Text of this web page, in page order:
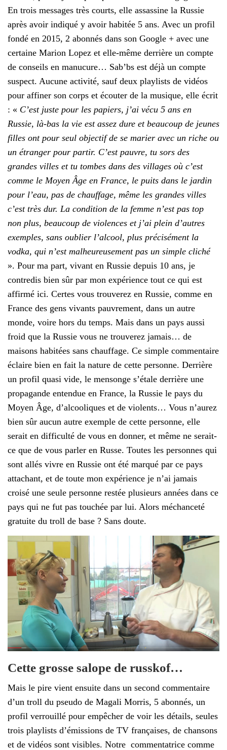
En trois messages très courts, elle assassine la Russie
après avoir indiqué y avoir habitée 5 ans. Avec un profil
fondé en 2015, 2 abonnés dans son Google + avec une
certaine Marion Lopez et elle-même derrière un compte
de conseils en manucure… Sab’bs est déjà un compte
suspect. Aucune activité, sauf deux playlists de vidéos
pour affiner son corps et écouter de la musique, elle écrit
: « C’est juste pour les papiers, j’ai vécu 5 ans en
Russie, là-bas la vie est assez dure et beaucoup de jeunes
filles ont pour seul objectif de se marier avec un riche ou
un étranger pour partir. C’est pauvre, tu sors des
grandes villes et tu tombes dans des villages où c’est
comme le Moyen Âge en France, le puits dans le jardin
pour l’eau, pas de chauffage, même les grandes villes
c’est très dur. La condition de la femme n’est pas top
non plus, beaucoup de violences et j’ai plein d’autres
exemples, sans oublier l’alcool, plus précisément la
vodka, qui n’est malheureusement pas un simple cliché
». Pour ma part, vivant en Russie depuis 10 ans, je
contredis bien sûr par mon expérience tout ce qui est
affirmé ici. Certes vous trouverez en Russie, comme en
France des gens vivants pauvrement, dans un autre
monde, voire hors du temps. Mais dans un pays aussi
froid que la Russie vous ne trouverez jamais… de
maisons habitées sans chauffage. Ce simple commentaire
éclaire bien en fait la nature de cette personne. Derrière
un profil quasi vide, le mensonge s’étale derrière une
propagande entendue en France, la Russie le pays du
Moyen Âge, d’alcooliques et de violents… Vous n’aurez
bien sûr aucun autre exemple de cette personne, elle
serait en difficulté de vous en donner, et même ne serait-
ce que de vous parler en Russe. Toutes les personnes qui
sont allés vivre en Russie ont été marqué par ce pays
attachant, et de toute mon expérience je n’ai jamais
croisé une seule personne restée plusieurs années dans ce
pays qui ne fut pas touchée par lui. Alors méchanceté
gratuite du troll de base ? Sans doute.
Cette grosse salope de russkof…
Mais le pire vient ensuite dans un second commentaire
d’un troll du pseudo de Magali Morris, 5 abonnés, un
profil verrouillé pour empêcher de voir les détails, seules
trois playlists d’émissions de TV françaises, de chansons
et de vidéos sont visibles. Notre commentatrice comme